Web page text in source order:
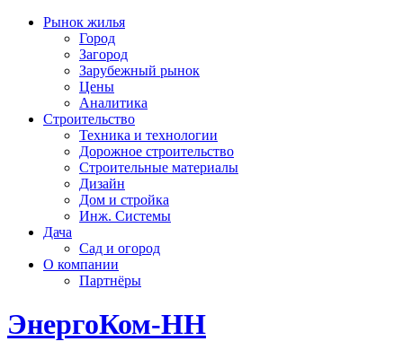
Рынок жилья
Город
Загород
Зарубежный рынок
Цены
Аналитика
Строительство
Техника и технологии
Дорожное строительство
Строительные материалы
Дизайн
Дом и стройка
Инж. Системы
Дача
Сад и огород
О компании
Партнёры
ЭнергоКом-НН